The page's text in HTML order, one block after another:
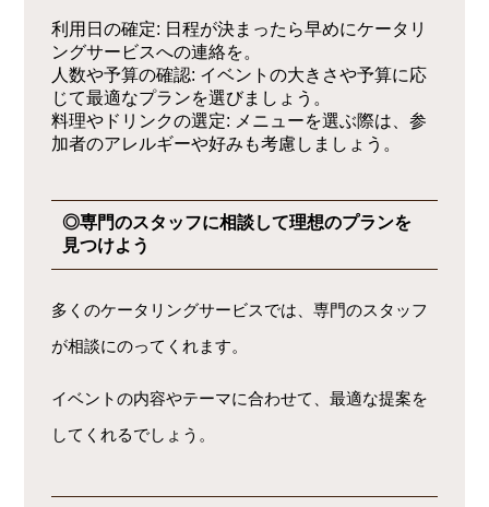
利用日の確定: 日程が決まったら早めにケータリ
ングサービスへの連絡を。
人数や予算の確認: イベントの大きさや予算に応
じて最適なプランを選びましょう。
料理やドリンクの選定: メニューを選ぶ際は、参
加者のアレルギーや好みも考慮しましょう。
◎専門のスタッフに相談して理想のプランを
見つけよう
多くのケータリングサービスでは、専門のスタッフ
が相談にのってくれます。
イベントの内容やテーマに合わせて、最適な提案を
してくれるでしょう。